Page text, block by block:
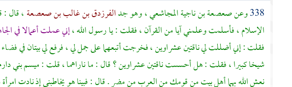
338وعنصعصعة بن ناجية المجاشعي، وهو جدالفرزدق بن غالب بن صعصعة، قال
الإسلام ، فأسلمت وعلمني آيا من القرآن ، فقلت : يا رسول الله ،إني عملت أعمالا في
فقلت : إني أضللت لي ناقتين عشراوين ، فخرجت أتبعهما على جمل لي ، فرفع لي بيتان
شيخا كبيرا ، فقلت : هل أحسست ناقتين عشراوين ؟ قال : ما ناراهما ، قلت : ميسمبني
نعش الله بهما أهل بيت من قومك من العرب منمضر. قال : فبينا هو يخاطبني إذ نادت